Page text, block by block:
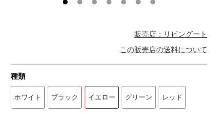
販売店：リビングート
この販売店の送料について
種類
ホワイト ブラック イエロー グリーン レッド